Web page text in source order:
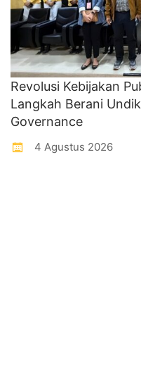
Revolusi Kebijakan
Langkah Berani
Governance
4 Agustus 2026